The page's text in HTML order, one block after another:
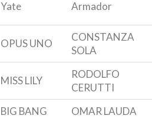
Yate Armador
OPUS UNO
CONSTANZA
SOLA
MISS LILY
RODOLFO
CERUTTI
BIG BANG OMAR LAUDA